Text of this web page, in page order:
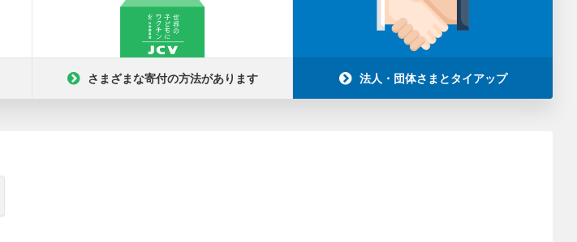
さまざまな寄付の方法があります 法人・団体さまとタイアップ